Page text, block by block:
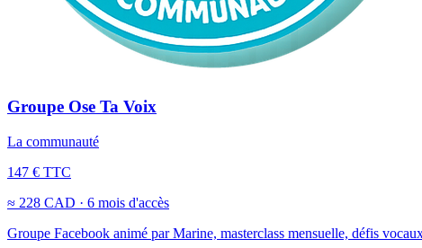
Groupe Ose Ta Voix
La communauté
147 € TTC
≈ 228 CAD · 6 mois d'accès
Groupe Facebook animé par Marine, masterclass mensuelle, défis